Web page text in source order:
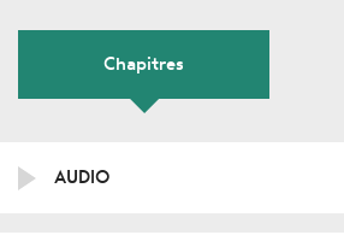
Chapitres
AUDIO